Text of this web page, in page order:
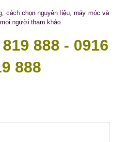
cách chọn nguyên liệu, máy móc và
người tham khảo.
888 - 0916
888